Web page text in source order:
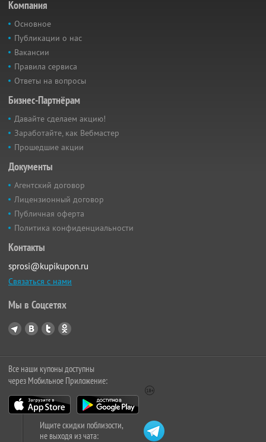
Компания
Основное
Публикации о нас
Вакансии
Правила сервиса
Ответы на вопросы
Бизнес-Партнёрам
Давайте сделаем акцию!
Заработайте, как Вебмастер
Прошедшие акции
Документы
Агентский договор
Лицензионный договор
Публичная оферта
Политика конфиденциальности
Контакты
sprosi@kupikupon.ru
Связаться с нами
Мы в Соцсетях
Все наши купоны доступны
через Мобильное Приложение:
Ищите скидки поблизости,
не выходя из чата: